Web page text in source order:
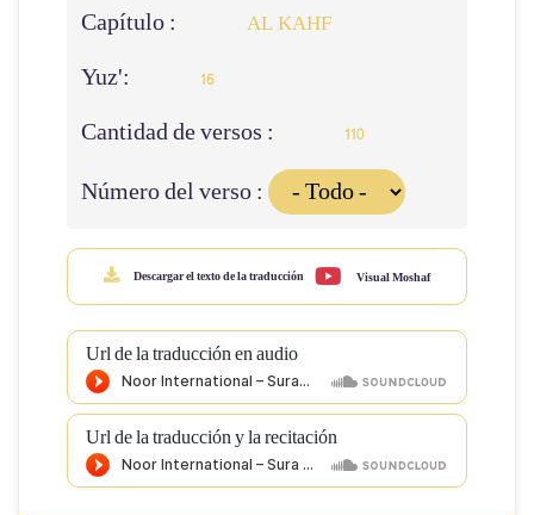
Capítulo : AL KAHF
Yuz': 16
Cantidad de versos : 110
Número del verso :
Descargar el texto de la traducción Visual Moshaf
Url de la traducción en audio
Url de la traducción y la recitación